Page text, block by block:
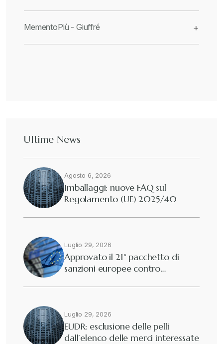
MementoPiù - Giuffré +
Ultime News
Agosto 6, 2026
Imballaggi: nuove FAQ sul
Regolamento (UE) 2025/40
Luglio 29, 2026
Approvato il 21° pacchetto di
sanzioni europee contro…
Luglio 29, 2026
EUDR: esclusione delle pelli
dall’elenco delle merci interessate